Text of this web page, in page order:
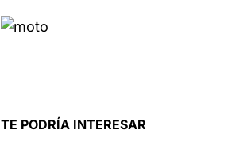
TE PODRÍA INTERESAR